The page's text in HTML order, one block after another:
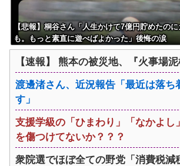
【悲報】桐谷さん「人生かけて7億円貯めたの
も。もっと素直に遊べばよかった」後悔の涙
【速報】 熊本の被災地、『火事場
渡邊渚さん、近況報告「最近は落ち
す」
支援学級の「ひまわり」「なかよ
を傷つけてないか？？？
衆院選でほぼ全ての野党「消費税減